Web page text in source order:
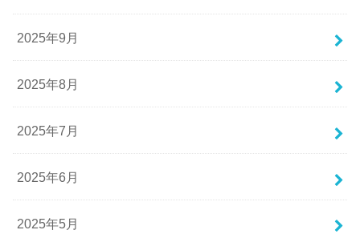
2025年9月
2025年8月
2025年7月
2025年6月
2025年5月